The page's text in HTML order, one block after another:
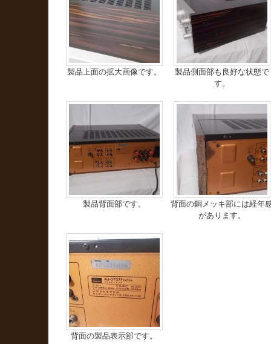
製品上面の拡大画像です。
製品側面部も良好な状態で
す。
製品背面部です。
背面の銅メッキ部には経年
があります。
背面の製品表示部です。